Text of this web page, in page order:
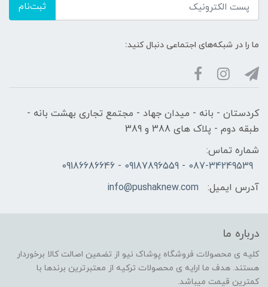
ثبت‌نام
ما را در شبکه‌های اجتماعی دنبال کنید:
کردستان - بانه - میدان جهاد - مجتمع تجاری بهشت بانه -
طبقه دوم - پلاک های 388 و 389
شماره تماس:
087-34249539 - 09187896559 - 09186686646
آدرس ایمیل:
info@pushaknew.com
درباره ما
کلیه ی محصولات فروشگاه پوشاک نیو از تضمین اصالت کالا برخوردار
هستند. هدف ما ارایه ی محصولات ترکیه از معتبرترین برندها با
کمترین قیمت میباشد.